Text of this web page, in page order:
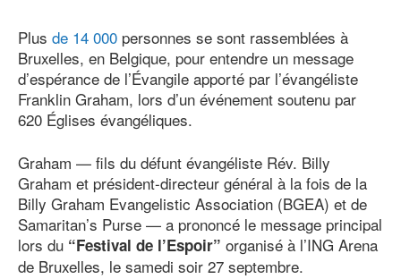
Plus de 14 000 personnes se sont rassemblées à
Bruxelles, en Belgique, pour entendre un message
d’espérance de l’Évangile apporté par l’évangéliste
Franklin Graham, lors d’un événement soutenu par
620 Églises évangéliques.
Graham — fils du défunt évangéliste Rév. Billy
Graham et président-directeur général à la fois de la
Billy Graham Evangelistic Association (BGEA) et de
Samaritan’s Purse — a prononcé le message principal
lors du “Festival de l’Espoir” organisé à l’ING Arena
de Bruxelles, le samedi soir 27 septembre.